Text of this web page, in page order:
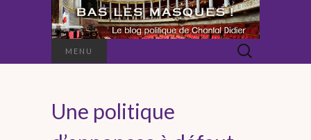
MENU Rechercher :
Une politique